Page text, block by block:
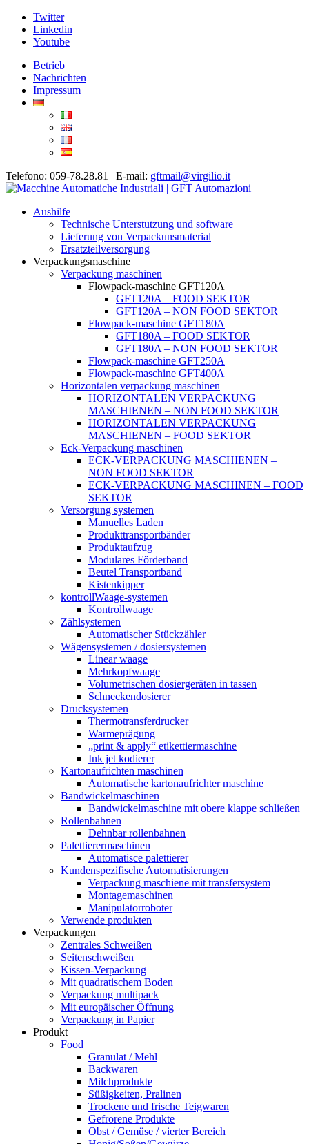
Twitter
Linkedin
Youtube
Betrieb
Nachrichten
Impressum
Telefono: 059-78.28.81 | E-mail: gftmail@virgilio.it
Aushilfe
Technische Unterstutzung und software
Lieferung von Verpackunsmaterial
Ersatzteilversorgung
Verpackungsmaschine
Verpackung maschinen
Flowpack-maschine GFT120A
GFT120A – FOOD SEKTOR
GFT120A – NON FOOD SEKTOR
Flowpack-maschine GFT180A
GFT180A – FOOD SEKTOR
GFT180A – NON FOOD SEKTOR
Flowpack-maschine GFT250A
Flowpack-maschine GFT400A
Horizontalen verpackung maschinen
HORIZONTALEN VERPACKUNG
MASCHIENEN – NON FOOD SEKTOR
HORIZONTALEN VERPACKUNG
MASCHIENEN – FOOD SEKTOR
Eck-Verpackung maschinen
ECK-VERPACKUNG MASCHIENEN –
NON FOOD SEKTOR
ECK-VERPACKUNG MASCHINEN – FOOD
SEKTOR
Versorgung systemen
Manuelles Laden
Produkttransportbänder
Produktaufzug
Modulares Förderband
Beutel Transportband
Kistenkipper
kontrollWaage-systemen
Kontrollwaage
Zählsystemen
Automatischer Stückzähler
Wägensystemen / dosiersystemen
Linear waage
Mehrkopfwaage
Volumetrischen dosiergeräten in tassen
Schneckendosierer
Drucksystemen
Thermotransferdrucker
Warmeprägung
„print & apply“ etikettiermaschine
Ink jet kodierer
Kartonaufrichten maschinen
Automatische kartonaufrichter maschine
Bandwickelmaschinen
Bandwickelmaschine mit obere klappe schließen
Rollenbahnen
Dehnbar rollenbahnen
Palettierermaschinen
Automatisce palettierer
Kundenspezifische Automatisierungen
Verpackung maschiene mit transfersystem
Montagemaschinen
Manipulatorroboter
Verwende produkten
Verpackungen
Zentrales Schweißen
Seitenschweißen
Kissen-Verpackung
Mit quadratischem Boden
Verpackung multipack
Mit europäischer Öffnung
Verpackung in Papier
Produkt
Food
Granulat / Mehl
Backwaren
Milchprodukte
Süßigkeiten, Pralinen
Trockene und frische Teigwaren
Gefrorene Produkte
Obst / Gemüse / vierter Bereich